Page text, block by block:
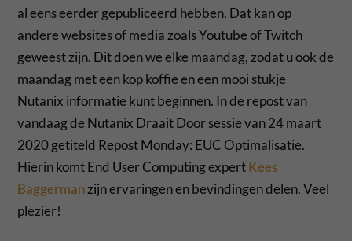
al eens eerder gepubliceerd hebben. Dat kan op
andere websites of media zoals Youtube of Twitch
geweest zijn. Dit doen we elke maandag, zodat u ook de
maandag met een kop koffie en een mooi stukje
Nutanix informatie kunt beginnen. In de repost van
vandaag de Nutanix Draait Door sessie van 24 maart
2020 getiteld Repost Monday: EUC Optimalisatie.
Hierin komt End User Computing expertKees
Baggermanzijn ervaringen en bevindingen delen. Veel
plezier!